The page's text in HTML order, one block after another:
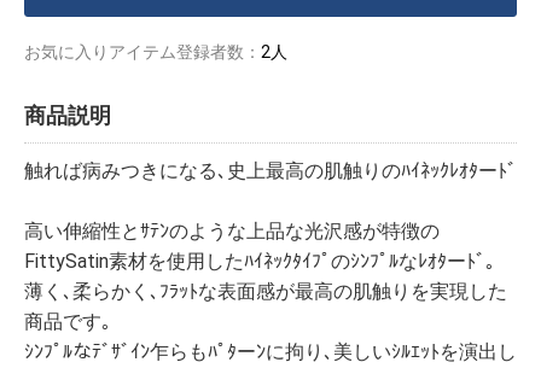
お気に入りアイテム登録者数： 2人
商品説明
触れば病みつきになる､史上最高の肌触りのﾊｲﾈｯｸﾚｵﾀーﾄﾞ
高い伸縮性とｻﾃﾝのような上品な光沢感が特徴の
FittySatin素材を使用したﾊｲﾈｯｸﾀｲﾌﾟのｼﾝﾌﾟﾙなﾚｵﾀーﾄﾞ｡
薄く､柔らかく､ﾌﾗｯﾄな表面感が最高の肌触りを実現した
商品です｡
ｼﾝﾌﾟﾙなﾃﾞｻﾞｲﾝ乍らもﾊﾟﾀーﾝに拘り､美しいｼﾙｴｯﾄを演出し
イラストレ
アダルトグ